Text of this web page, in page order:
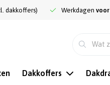
dakkoffers) Werkdagen voor
Dakkoffers